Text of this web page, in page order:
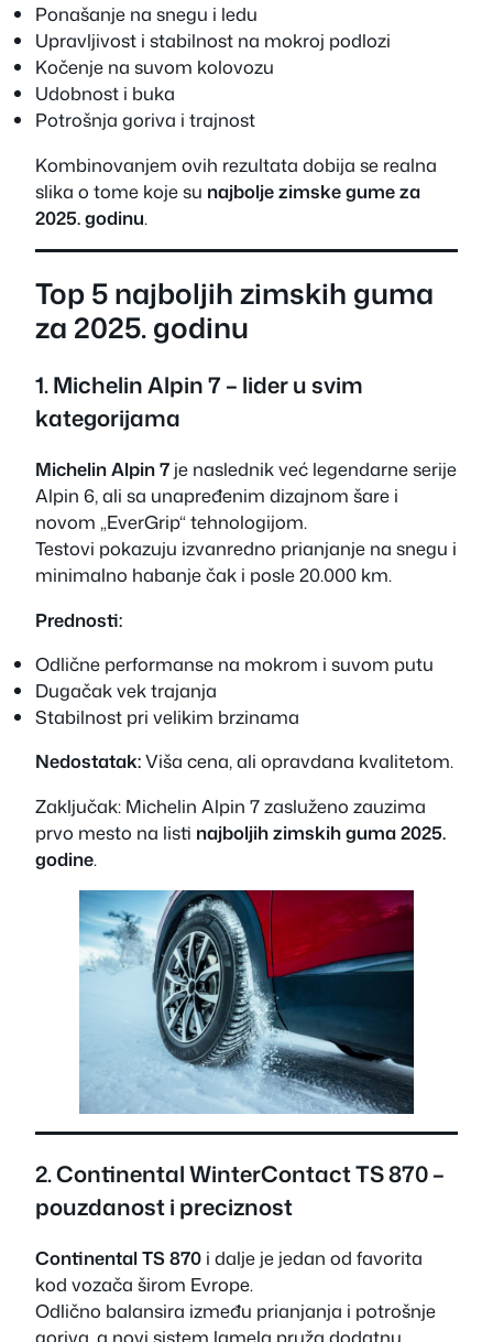
Ponašanje na snegu i ledu
Upravljivost i stabilnost na mokroj podlozi
Kočenje na suvom kolovozu
Udobnost i buka
Potrošnja goriva i trajnost
Kombinovanjem ovih rezultata dobija se realna
slika o tome koje su najbolje zimske gume za
2025. godinu.
Top 5 najboljih zimskih guma
za 2025. godinu
1. Michelin Alpin 7 – lider u svim
kategorijama
Michelin Alpin 7 je naslednik već legendarne serije
Alpin 6, ali sa unapređenim dizajnom šare i
novom „EverGrip“ tehnologijom.
Testovi pokazuju izvanredno prianjanje na snegu i
minimalno habanje čak i posle 20.000 km.
Prednosti:
Odlične performanse na mokrom i suvom putu
Dugačak vek trajanja
Stabilnost pri velikim brzinama
Nedostatak:Viša cena, ali opravdana kvalitetom.
Zaključak: Michelin Alpin 7 zasluženo zauzima
prvo mesto na listi najboljih zimskih guma 2025.
godine.
2. Continental WinterContact TS 870 –
pouzdanost i preciznost
Continental TS 870 i dalje je jedan od favorita
kod vozača širom Evrope.
Odlično balansira između prianjanja i potrošnje